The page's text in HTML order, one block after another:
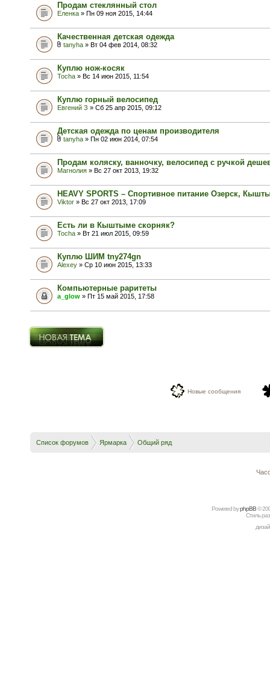
Продам стеклянный стол
Еленка » Пн 09 ноя 2015, 14:44
Качественная детская одежда
tanyha » Вт 04 фев 2014, 08:32
Куплю нож-косяк
Tocha » Вс 14 июн 2015, 11:54
Куплю горный велосипед
Евгений З » Сб 25 апр 2015, 09:12
Детская одежда по ценам производителя
tanyha » Пн 02 июн 2014, 07:54
Продам коляску, ванночку, велосипед с ручкой
Магнолия » Вс 27 окт 2013, 19:32
HEAVY SPORTS – Спортивное питание Озерск,
Viktor » Вс 27 окт 2013, 17:09
Есть ли в Кыштыме скорняк?
Tocha » Вт 21 июл 2015, 09:59
Куплю ШИМ tny274gn
Alexey » Ср 10 июн 2015, 13:33
Компьютерные раритеты
a_glow » Пт 15 май 2015, 17:58
Новая тема
Новые сообщения
Список форумов Ярмарка Общий ряд
Powered byрhрBВ©
Стиль